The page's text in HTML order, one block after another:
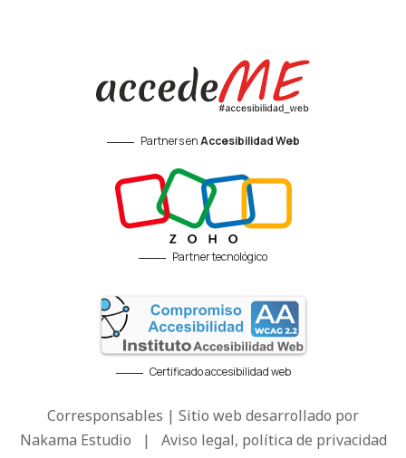
Partners enAccesibilidad Web
Partner tecnológico
Certificado accesibilidad web
Corresponsables | Sitio web desarrollado por
Nakama Estudio | Aviso legal, política de privacidad